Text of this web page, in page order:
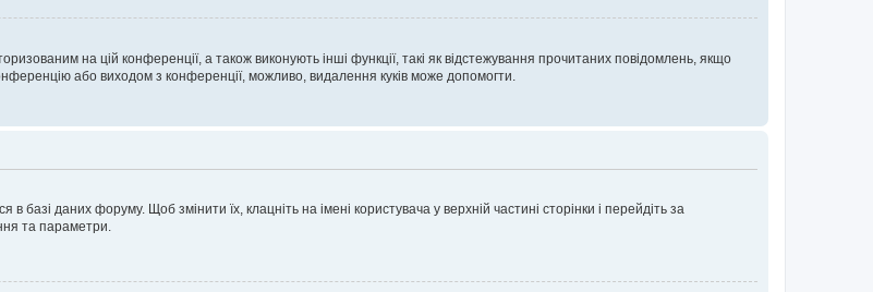
на цій конференції, а також виконують інші функції, такі як відстежування прочитаних повідомлень, якщо
або виходом з конференції, можливо, видалення куків може допомогти.
даних форуму. Щоб змінити їх, клацніть на імені користувача у верхній частині сторінки і перейдіть за
та параметри.